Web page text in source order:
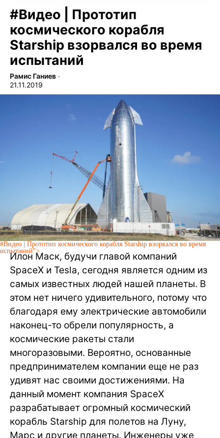
#Видео | Прототип
космического корабля
Starship взорвался во время
испытаний
Рамис Ганиев ∙
21.11.2019
#Видео | Прототип космического корабля Starship взорвался во время
испытаний">
Илон Маск, будучи главой компаний
SpaceX и Tesla, сегодня является одним из
самых известных людей нашей планеты. В
этом нет ничего удивительного, потому что
благодаря ему электрические автомобили
наконец-то обрели популярность, а
космические ракеты стали
многоразовыми. Вероятно, основанные
предпринимателем компании еще не раз
удивят нас своими достижениями. На
данный момент компания SpaceX
разрабатывает огромный космический
корабль Starship для полетов на Луну,
Марс и другие планеты. Инженеры уже